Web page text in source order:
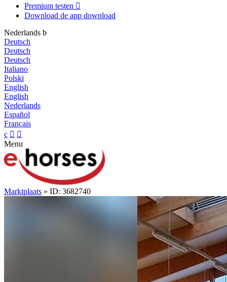
Premium testen 
Download de app download
Nederlands b
Deutsch
Deutsch
Deutsch
Italiano
Polski
English
English
Nederlands
Español
Français
c  
Menu
Marktplaats » ID: 3682740